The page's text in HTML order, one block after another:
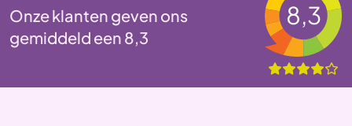
Onze klanten geven ons
gemiddeld een 8,3
8,3